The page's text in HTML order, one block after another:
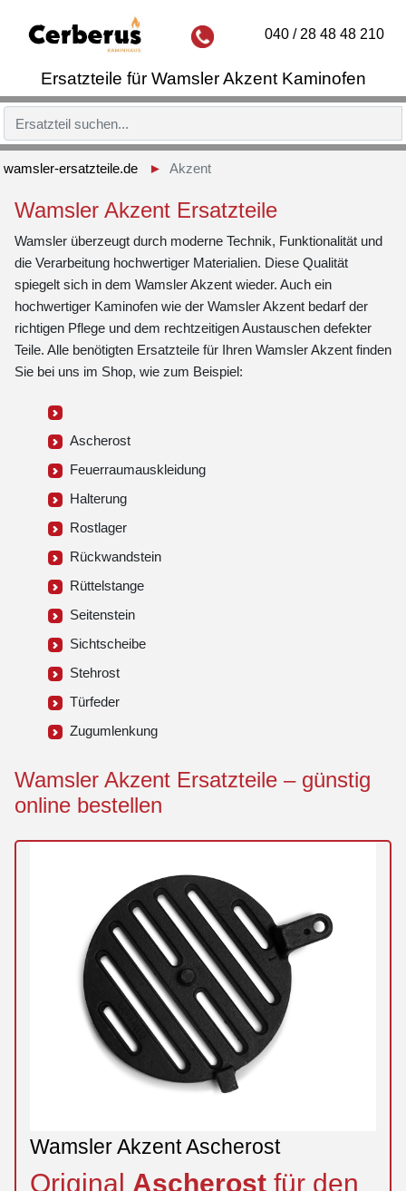
Ersatzteile für Wamsler Akzent Kaminofen
040 / 28 48 48 210
wamsler-ersatzteile.de Akzent
Wamsler Akzent Ersatzteile
Wamsler überzeugt durch moderne Technik, Funktionalität und
die Verarbeitung hochwertiger Materialien. Diese Qualität
spiegelt sich in dem Wamsler Akzent wieder. Auch ein
hochwertiger Kaminofen wie der Wamsler Akzent bedarf der
richtigen Pflege und dem rechtzeitigen Austauschen defekter
Teile. Alle benötigten Ersatzteile für Ihren Wamsler Akzent finden
Sie bei uns im Shop, wie zum Beispiel:
Ascherost
Feuerraumauskleidung
Halterung
Rostlager
Rückwandstein
Rüttelstange
Seitenstein
Sichtscheibe
Stehrost
Türfeder
Zugumlenkung
Wamsler Akzent Ersatzteile – günstig
online bestellen
Wamsler Akzent Ascherost
Original Ascherost für den